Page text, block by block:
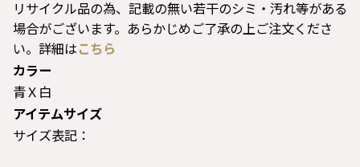
リサイクル品の為、記載の無い若干のシミ・汚れ等がある
場合がございます。あらかじめご了承の上ご注文くださ
い。詳細は こちら
カラー
青Ｘ白
アイテムサイズ
サイズ表記：